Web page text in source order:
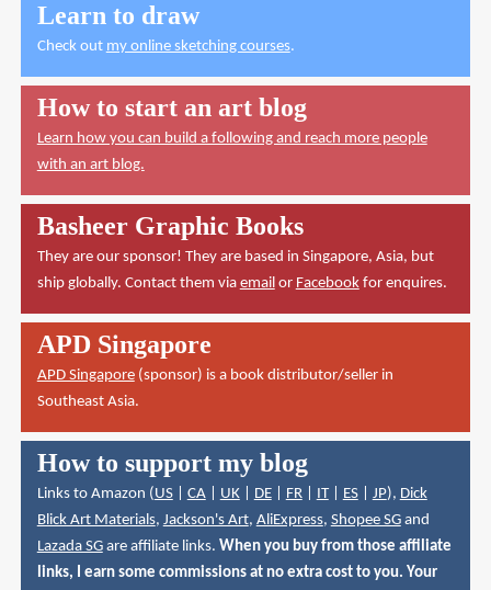
Learn to draw
Check out my online sketching courses.
How to start an art blog
Learn how you can build a following and reach more people
with an art blog.
Basheer Graphic Books
They are our sponsor! They are based in Singapore, Asia, but
ship globally. Contact them via emailor Facebookfor enquires.
APD Singapore
APD Singapore(sponsor) is a book distributor/seller in
Southeast Asia.
How to support my blog
Links to Amazon (US| CA| UK| DE| FR| IT| ES| JP), Dick
Blick Art Materials, Jackson's Art, AliExpress, Shopee SGand
Lazada SGare affiliate links. When you buy from those affiliate
links, I earn some commissions at no extra cost to you. Your